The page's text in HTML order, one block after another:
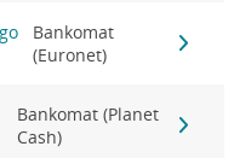
Bankomat
(Euronet)
Bankomat (Planet
Cash)